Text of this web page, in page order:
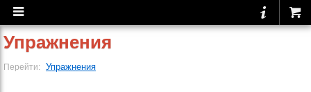
Упражнения
Перейти: Упражнения